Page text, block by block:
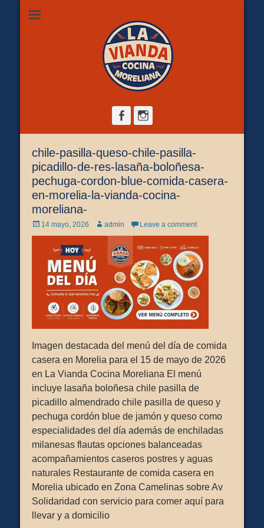
La Vianda Cocina
Moreliana |
Comida casera en
Camelinas sobre Ezequiel Calderón #30 esquina Av. Solidaridad.
Servicio para comer aquí, llevar o pedir a domicilio.
FacebookInstagram
chile-pasilla-queso-chile-pasilla-
picadillo-de-res-lasaña-boloñesa-
pechuga-cordon-blue-comida-casera-
en-morelia-la-vianda-cocina-
moreliana-
Posted
on
14 mayo, 2026 Author
admin Leave a comment
Imagen destacada del menú del día de comida
casera en Morelia para el 15 de mayo de 2026
en La Vianda Cocina Moreliana El menú
incluye lasaña boloñesa chile pasilla de
picadillo almendrado chile pasilla de queso y
pechuga cordón blue de jamón y queso como
especialidades del día además de enchiladas
milanesas flautas opciones balanceadas
acompañamientos caseros postres y aguas
naturales Restaurante de comida casera en
Morelia ubicado en Zona Camelinas sobre Av
Solidaridad con servicio para comer aquí para
llevar y a domicilio